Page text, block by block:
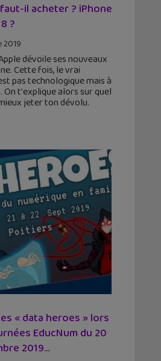
il acheter ? iPhone
?
2019
dévoile ses nouveaux
Cette fois, le vrai
pas technologique mais à
On t'explique alors sur quel
jeter ton dévolu.
« data heroes » lors
EducNum du 20
2019...